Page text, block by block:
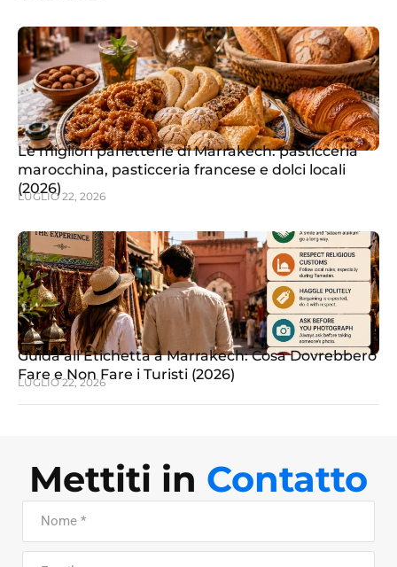
Le migliori panetterie di Marrakech: pasticceria
marocchina, pasticceria francese e dolci locali
(2026)
LUGLIO 22, 2026
Guida all’Etichetta a Marrakech: Cosa Dovrebbero
Fare e Non Fare i Turisti (2026)
LUGLIO 22, 2026
Mettiti in Contatto